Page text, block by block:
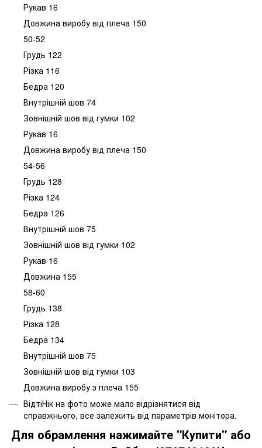
Рукав 16
Довжина виробу від плеча 150
50-52
Грудь 122
Різка 116
Бедра 120
Внутрішній шов 74
Зовнішній шов від гумки 102
Рукав 16
Довжина виробу від плеча 150
54-56
Грудь 128
Різка 124
Бедра 126
Внутрішній шов 75
Зовнішній шов від гумки 102
Рукав 16
Довжина 155
58-60
Грудь 138
Різка 128
Бедра 134
Внутрішній шов 75
Зовнішній шов від гумки 103
Довжина виробу з плеча 155
ВідтіНік на фото може мало відрізнятися від
справжнього, все залежить від параметрів монітора.
Для обрамлення нажимайте "Купити" або